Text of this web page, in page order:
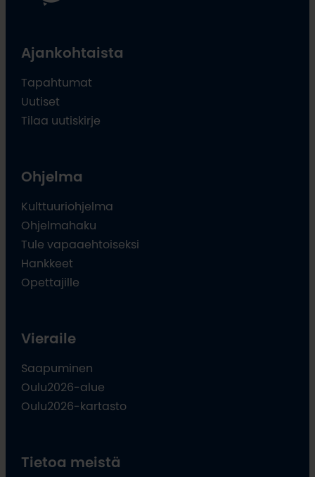
Ajankohtaista
Tapahtumat
Uutiset
Tilaa uutiskirje
Ohjelma
Kulttuuriohjelma
Ohjelmahaku
Tule vapaaehtoiseksi
Hankkeet
Opettajille
Vieraile
Saapuminen
Oulu2026-alue
Oulu2026-kartasto
Tietoa meistä